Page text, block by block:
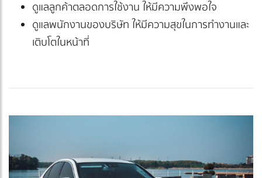
ดูแลลูกค้าตลอดการใช้งาน ให้มีความพึงพอใจ
ดูแลพนักงานของบริษัท ให้มีความสุขในการทำงานและ
เติบโตในหน้าที่